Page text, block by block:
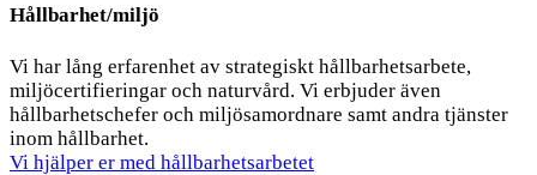
Hållbarhet/miljö
Vi har lång erfarenhet av strategiskt hållbarhetsarbete,
miljöcertifieringar och naturvård. Vi erbjuder även
hållbarhetschefer och miljösamordnare samt andra tjänster
inom hållbarhet.
Vi hjälper er med hållbarhetsarbetet